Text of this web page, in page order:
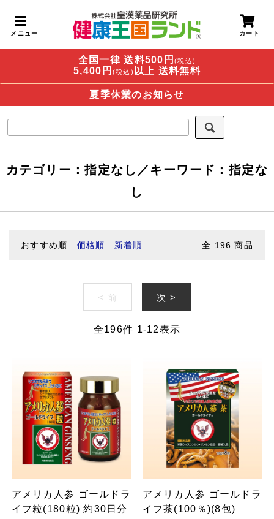
全国一律 送料500円 (税込)
5,400円 (税込) 以上 送料無料
夏季休業のお知らせ
カテゴリー：指定なし／キーワード：指定な
し
おすすめ順 価格順 新着順 全 196 商品
< 前 次 >
全196件 1-12表示
アメリカ人参 ゴールドラ
イフ粒(180粒) 約30日分
アメリカ人参 ゴールドラ
イフ茶(100％)(8包)